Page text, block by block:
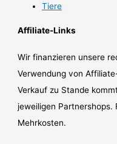
Tiere
Affiliate-Links
Wir finanzieren unsere
Verwendung von
Verkauf zu Stande
jeweiligen Partnershops.
Mehrkosten.